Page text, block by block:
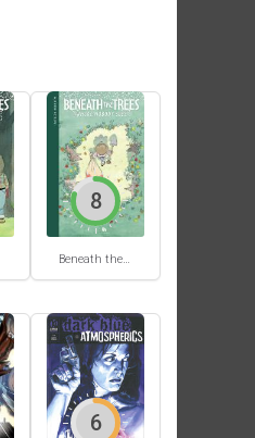
Beneath the trees where nobody sees #1
8
6